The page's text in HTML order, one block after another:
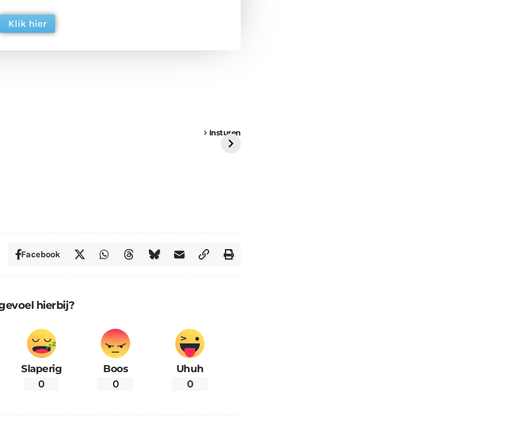
Klik hier
Insturen
Facebook
hierbij?
Slaperig
0
Boos
0
Uhuh
0